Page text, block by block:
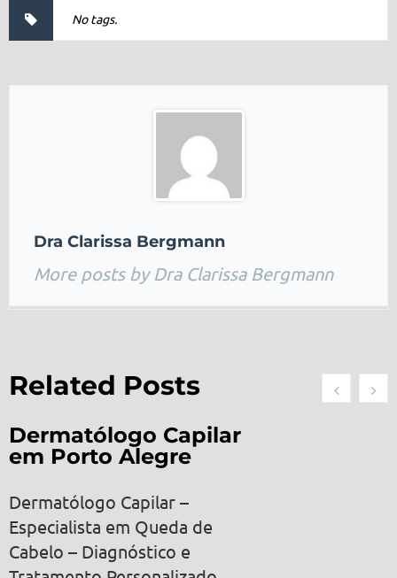
No tags.
Dra Clarissa Bergmann
More posts by Dra Clarissa Bergmann
Related Posts
Dermatólogo Capilar
em Porto Alegre
Dermatólogo Capilar –
Especialista em Queda de
Cabelo – Diagnóstico e